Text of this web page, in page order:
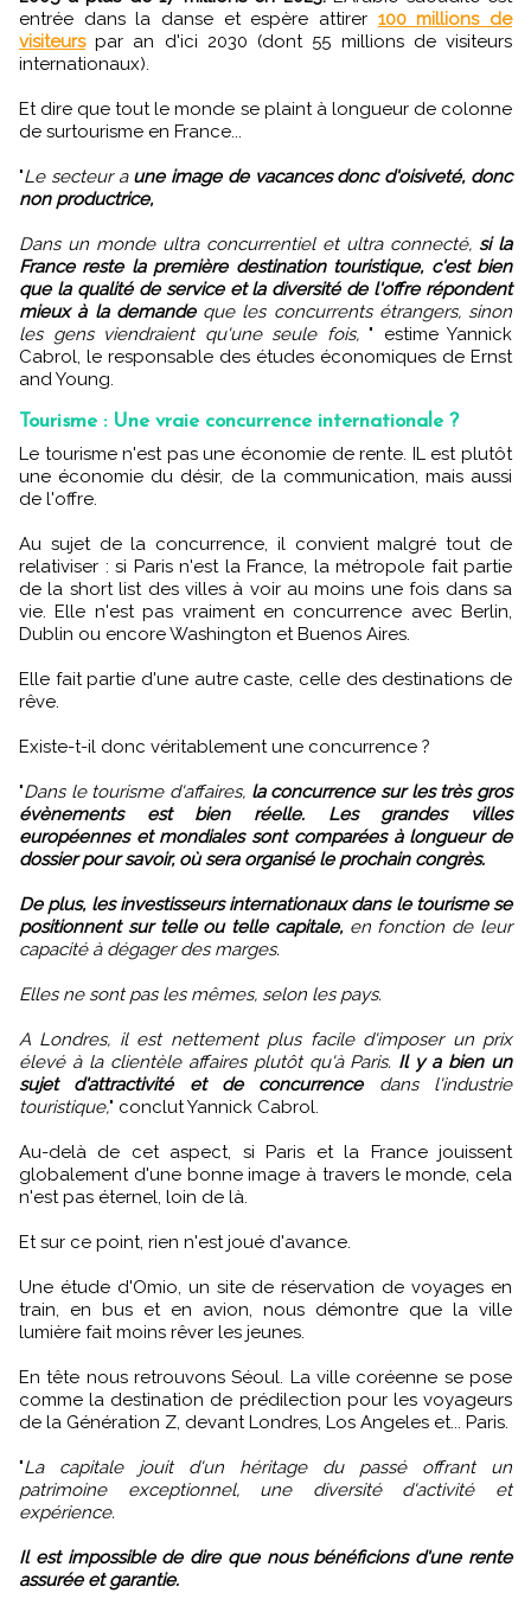
entrée dans la danse et espère attirer 100 millions de
visiteurspar an d'ici 2030 (dont 55 millions de visiteurs
internationaux).
Et dire que tout le monde se plaint à longueur de colonne
de surtourisme en France...
"Le secteur a une image de vacances donc d'oisiveté, donc
non productrice,
Dans un monde ultra concurrentiel et ultra connecté, si la
France reste la première destination touristique, c'est bien
que la qualité de service et la diversité de l'offre répondent
mieux à la demandeque les concurrents étrangers, sinon
les gens viendraient qu'une seule fois, " estime Yannick
Cabrol, le responsable des études économiques de Ernst
and Young.
Tourisme : Une vraie concurrence internationale ?
Le tourisme n'est pas une économie de rente. IL est plutôt
une économie du désir, de la communication, mais aussi
de l'offre.
Au sujet de la concurrence, il convient malgré tout de
relativiser : si Paris n'est la France, la métropole fait partie
de la short list des villes à voir au moins une fois dans sa
vie. Elle n'est pas vraiment en concurrence avec Berlin,
Dublin ou encore Washington et Buenos Aires.
Elle fait partie d'une autre caste, celle des destinations de
rêve.
Existe-t-il donc véritablement une concurrence ?
"Dans le tourisme d'affaires, la concurrence sur les très gros
évènements est bien réelle. Les grandes villes
européennes et mondiales sont comparées à longueur de
dossier pour savoir, où sera organisé le prochain congrès.
De plus, les investisseurs internationaux dans le tourisme se
positionnent sur telle ou telle capitale,en fonction de leur
capacité à dégager des marges.
Elles ne sont pas les mêmes, selon les pays.
A Londres, il est nettement plus facile d'imposer un prix
élevé à la clientèle affaires plutôt qu'à Paris. Il y a bien un
sujet d'attractivité et de concurrencedans l'industrie
touristique," conclut Yannick Cabrol.
Au-delà de cet aspect, si Paris et la France jouissent
globalement d'une bonne image à travers le monde, cela
n'est pas éternel, loin de là.
Et sur ce point, rien n'est joué d'avance.
Une étude d'Omio, un site de réservation de voyages en
train, en bus et en avion, nous démontre que la ville
lumière fait moins rêver les jeunes.
En tête nous retrouvons Séoul. La ville coréenne se pose
comme la destination de prédilection pour les voyageurs
de la Génération Z, devant Londres, Los Angeles et... Paris.
"La capitale jouit d'un héritage du passé offrant un
patrimoine exceptionnel, une diversité d'activité et
expérience.
Il est impossible de dire que nous bénéficions d'une rente
assurée et garantie.